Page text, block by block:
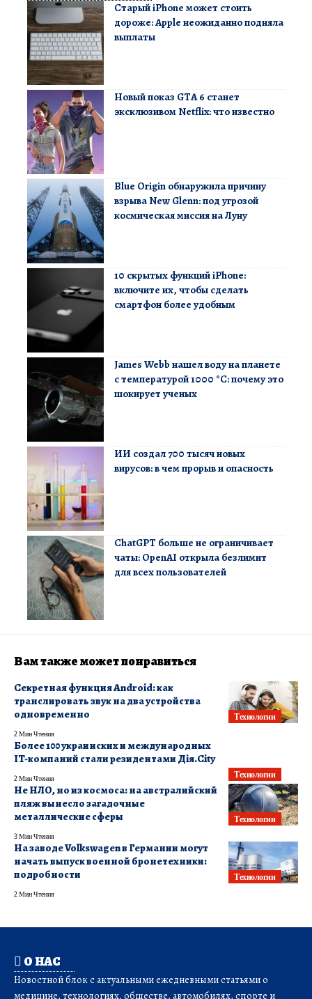
Старый iPhone может стоить
дороже: Apple неожиданно подняла
выплаты
Новый показ GTA 6 станет
эксклюзивом Netflix: что известно
Blue Origin обнаружила причину
взрыва New Glenn: под угрозой
космическая миссия на Луну
10 скрытых функций iPhone:
включите их, чтобы сделать
смартфон более удобным
James Webb нашел воду на планете
с температурой 1000 °C: почему это
шокирует ученых
ИИ создал 700 тысяч новых
вирусов: в чем прорыв и опасность
ChatGPT больше не ограничивает
чаты: OpenAI открыла безлимит
для всех пользователей
Вам также может понравиться
Технологии
Секретная функция Android: как
транслировать звук на два устройства
одновременно
2 Мин Чтения
Технологии
Более 100 украинских и международных
IT-компаний стали резидентами Дія.City
2 Мин Чтения
Технологии
Не НЛО, но из космоса: на австралийский
пляж вынесло загадочные
металлические сферы
3 Мин Чтения
Технологии
На заводе Volkswagen в Германии могут
начать выпуск военной бронетехники:
подробности
2 Мин Чтения
О НАС
Новостной блок с актуальными ежедневными статьями о
медицине, технологиях, обществе, автомобилях, спорте и